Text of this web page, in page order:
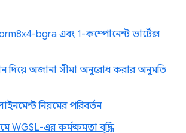
bgra এবং 1-কম্পোনেন্ট ভার্টেক্স
দিয়ে অজানা সীমা অনুরোধ করার অনুমতি
নিয়মের পরিবর্তন
WGSL-এর কর্মক্ষমতা বৃদ্ধি